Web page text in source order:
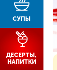
СУПЫ
ДЕСЕРТЫ,
НАПИТКИ